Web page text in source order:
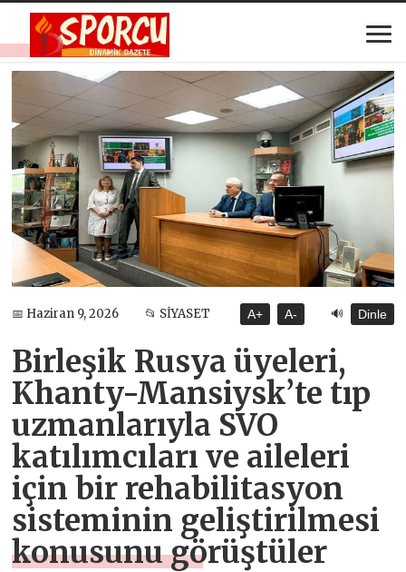
📅 Haziran 9, 2026 📂 SİYASET A+ A- 🔊 Dinle
Birleşik Rusya üyeleri,
Khanty-Mansiysk’te tıp
uzmanlarıyla SVO
katılımcıları ve aileleri
için bir rehabilitasyon
sisteminin geliştirilmesi
konusunu görüştüler